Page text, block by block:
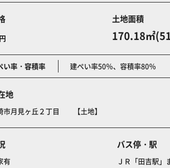
土地面積
170.18㎡
い率・容積率 建ぺい率50％、容積率80％
地
市月見ヶ丘２丁目 【土地】
有
バス停・駅
ＪＲ「田吉駅」